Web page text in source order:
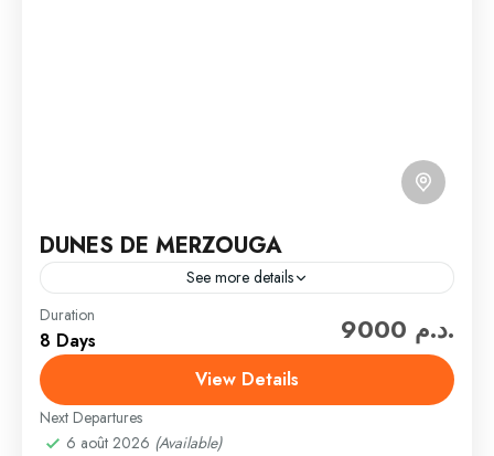
DUNES DE MERZOUGA
See more details
Partez à la découverte à bord d'un circuit en 4x4 de
la fameuse route des 1000 kasbahs, du désert de
l'Erg Chebbi, des oasis ensorcelantes...
CIRCUITS DÉSERT
Duration
8 Days 9000 د.م.
View Details
Next Departures
6 août 2026 (Available)